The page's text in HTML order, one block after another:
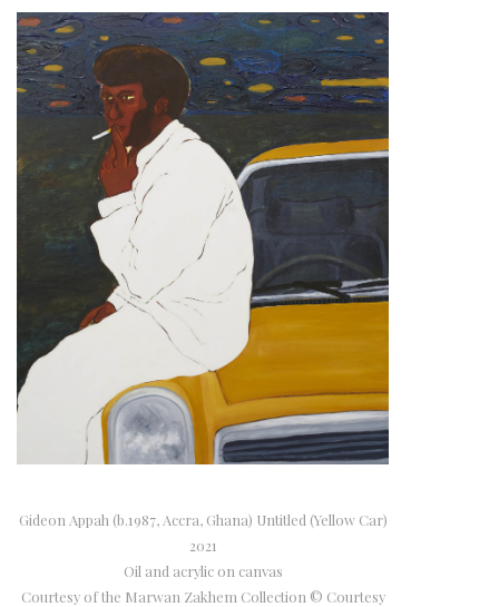
Gideon Appah (b.1987, Accra, Ghana) Untitled (Yellow Car)
2021
Oil and acrylic on canvas
Courtesy of the Marwan Zakhem Collection © Courtesy